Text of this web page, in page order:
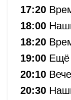
17:20
18:00
18:20
19:00 Ещё
20:10
20:30